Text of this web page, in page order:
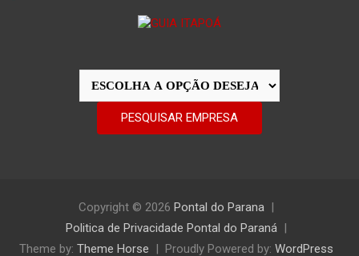
Copyright © 2026 Pontal do Parana
Politica de Privacidade Pontal do Paraná
Theme by: Theme Horse Proudly Powered by: WordPress